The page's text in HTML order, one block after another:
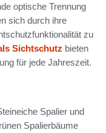
optische Trennung
sich durch ihre
zu
Sichtschutz bieten
für jede Jahreszeit.
Spalier und
Spalierbäume